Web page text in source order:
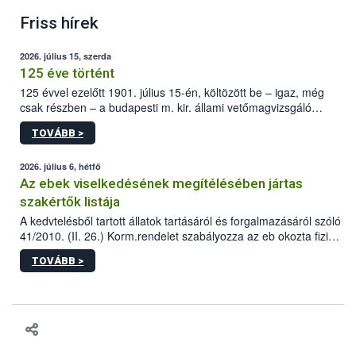
Friss hírek
2026. július 15, szerda
125 éve történt
125 évvel ezelőtt 1901. július 15-én, költözött be – igaz, még
csak részben – a budapesti m. kir. állami vetőmagvizsgáló
állomás a Kis Rókus utca 15. szám alatti, Czigler Győző által
tervezett új épületébe.
TOVÁBB >
2026. július 6, hétfő
Az ebek viselkedésének megítélésében jártas
szakértők listája
A kedvtelésből tartott állatok tartásáról és forgalmazásáról szóló
41/2010. (II. 26.) Korm.rendelet szabályozza az eb okozta fizikai
sérülés, illetve ennek veszélye keletkezésekor felmerülő
hatósági feladatokat, valamint a veszélyes eb tartását és annak
TOVÁBB >